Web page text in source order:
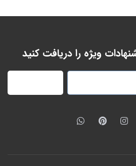
ویژه را دریافت کنید